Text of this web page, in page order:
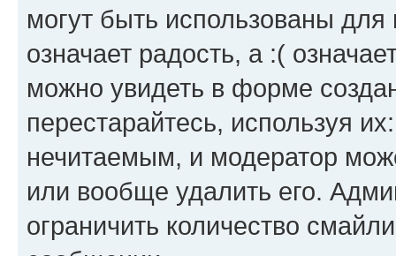
могут быть использованы
означает радость, а :(
можно увидеть в форме
перестарайтесь, используя
нечитаемым, и модератор
или вообще удалить его.
ограничить количество